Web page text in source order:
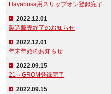
Hayabusa用スリップオン登録完了
2022.12.01
製造販売終了のお知らせ
2022.12.01
年末年始のお知らせ
2022.09.15
21～GROM登録完了
2022.09.15